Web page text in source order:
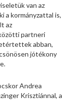
van az
a kormányzattal is,
az
partneri
abban,
jótékony
Andrea
Krisztiánnal, a